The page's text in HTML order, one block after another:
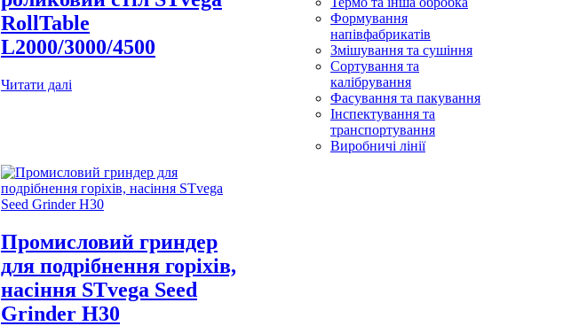
RollTable
L2000/3000/4500
Читати далі
Промисловий гриндер
для подрібнення горіхів,
насіння STvega Seed
Grinder H30
Формування
напівфабрикатів
Змішування та сушіння
Сортування та
калібрування
Фасування та пакування
Інспектування та
транспортування
Виробничі лінії